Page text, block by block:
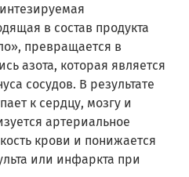
в состав продукта
превращается в
азота, которая является
сосудов. В результате
к сердцу, мозгу и
артериальное
крови и понижается
или инфаркта при